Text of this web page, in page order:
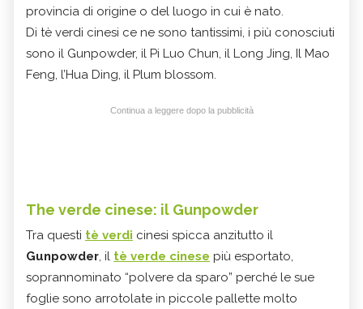
provincia di origine o del luogo in cui è nato.
Di tè verdi cinesi ce ne sono tantissimi, i più conosciuti
sono il Gunpowder, il Pi Luo Chun, il Long Jing, Il Mao
Feng, l’Hua Ding, il Plum blossom.
Continua a leggere dopo la pubblicità
The verde cinese: il Gunpowder
Tra questi tè verdi cinesi spicca anzitutto il
Gunpowder, il tè verde cinese più esportato,
soprannominato “polvere da sparo” perché le sue
foglie sono arrotolate in piccole pallette molto